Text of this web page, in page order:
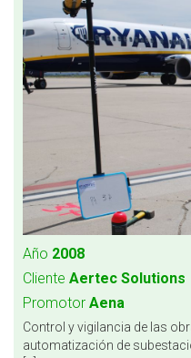
Año 2008
Cliente Aertec Solutions
Promotor Aena
Control y vigilancia de las
automatización de